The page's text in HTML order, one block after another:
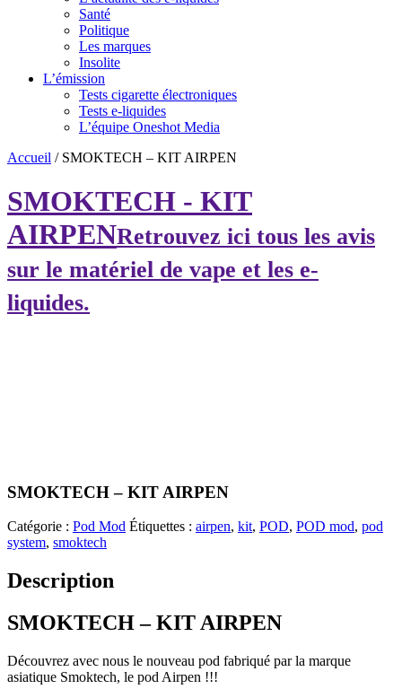
Santé
Politique
Les marques
Insolite
L’émission
Tests cigarette électroniques
Tests e-liquides
L’équipe Oneshot Media
Accueil / SMOKTECH – KIT AIRPEN
SMOKTECH - KIT
AIRPENRetrouvez ici tous les avis
sur le matériel de vape et les e-
liquides.
SMOKTECH – KIT AIRPEN
Catégorie : Pod Mod Étiquettes : airpen, kit, POD, POD mod, pod
system, smoktech
Description
SMOKTECH – KIT AIRPEN
Découvrez avec nous le nouveau pod fabriqué par la marque
asiatique Smoktech, le pod Airpen !!!